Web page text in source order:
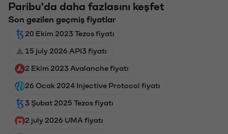
Paribu'da daha fazlasını keşfet
Son gezilen geçmiş fiyatlar
20 Ekim 2023 Tezos fiyatı
15 july 2026 API3 fiyatı
2 Ekim 2023 Avalanche fiyatı
26 Ocak 2024 Injective Protocol fiyatı
3 Şubat 2025 Tezos fiyatı
2 july 2026 UMA fiyatı